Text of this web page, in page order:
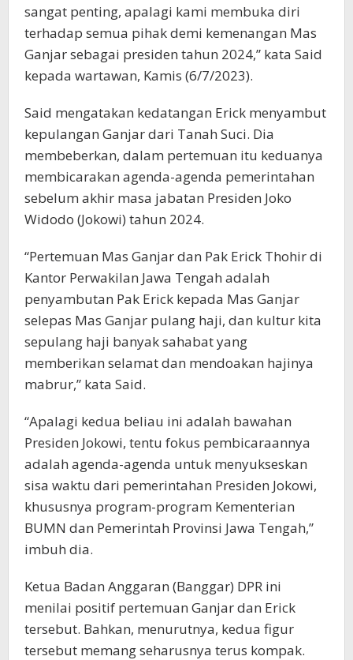
sangat penting, apalagi kami membuka diri
terhadap semua pihak demi kemenangan Mas
Ganjar sebagai presiden tahun 2024,” kata Said
kepada wartawan, Kamis (6/7/2023).
Said mengatakan kedatangan Erick menyambut
kepulangan Ganjar dari Tanah Suci. Dia
membeberkan, dalam pertemuan itu keduanya
membicarakan agenda-agenda pemerintahan
sebelum akhir masa jabatan Presiden Joko
Widodo (Jokowi) tahun 2024.
“Pertemuan Mas Ganjar dan Pak Erick Thohir di
Kantor Perwakilan Jawa Tengah adalah
penyambutan Pak Erick kepada Mas Ganjar
selepas Mas Ganjar pulang haji, dan kultur kita
sepulang haji banyak sahabat yang
memberikan selamat dan mendoakan hajinya
mabrur,” kata Said.
“Apalagi kedua beliau ini adalah bawahan
Presiden Jokowi, tentu fokus pembicaraannya
adalah agenda-agenda untuk menyukseskan
sisa waktu dari pemerintahan Presiden Jokowi,
khususnya program-program Kementerian
BUMN dan Pemerintah Provinsi Jawa Tengah,”
imbuh dia.
Ketua Badan Anggaran (Banggar) DPR ini
menilai positif pertemuan Ganjar dan Erick
tersebut. Bahkan, menurutnya, kedua figur
tersebut memang seharusnya terus kompak.